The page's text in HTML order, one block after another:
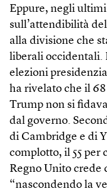
Eppure, negli
sull’attendibilità
alla divisione che
liberali occidentali.
elezioni
ha rivelato che il
Trump non si
dal governo.
di Cambridge e di
complotto, il 55 per
Regno Unito crede
“nascondendo la